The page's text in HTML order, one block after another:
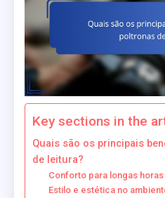
Key sections in the
Quais são os principais
de leitura?
Conforto para longas
Estilo e estética no